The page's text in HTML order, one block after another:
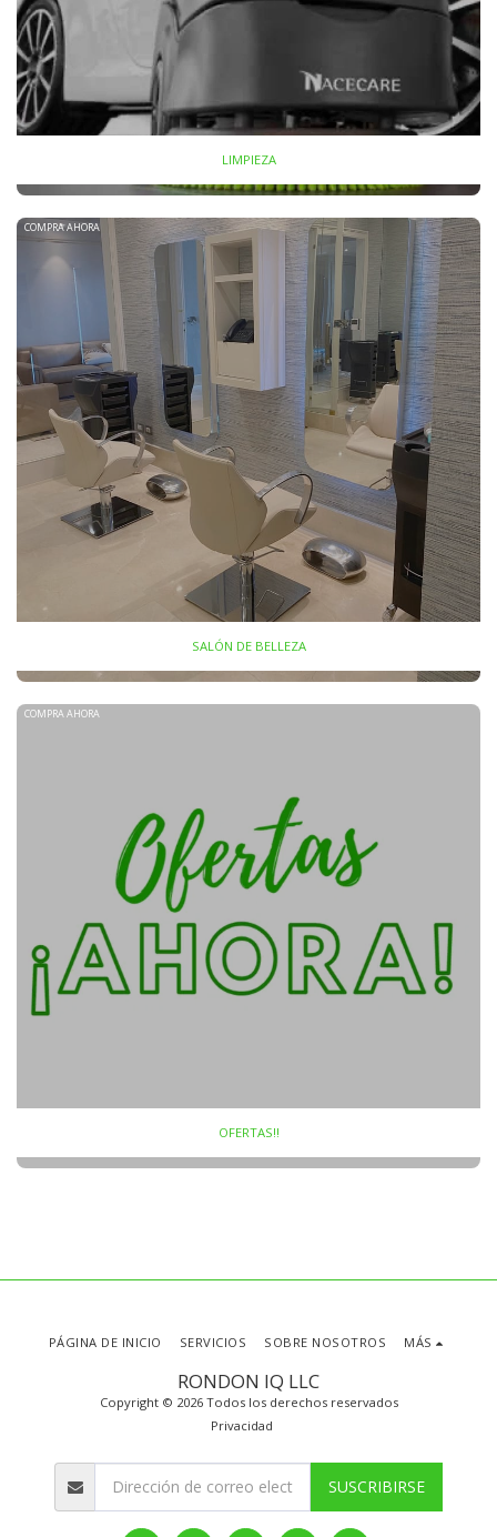
LIMPIEZA
COMPRA AHORA
SALÓN DE BELLEZA
COMPRA AHORA
OFERTAS!!
RONDON IQ LLC
Copyright © 2026 Todos los derechos reservados
Privacidad
PÁGINA DE INICIO SERVICIOS SOBRE NOSOTROS MÁS
SUSCRIBIRSE